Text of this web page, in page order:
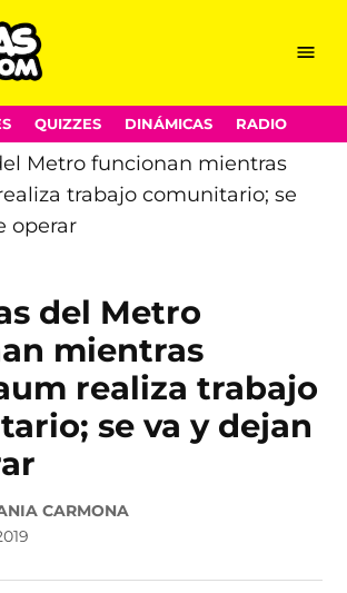
Menu
QUIZZES DINÁMICAS RADIO
del Metro
mientras
realiza trabajo
se va y dejan
CARMONA